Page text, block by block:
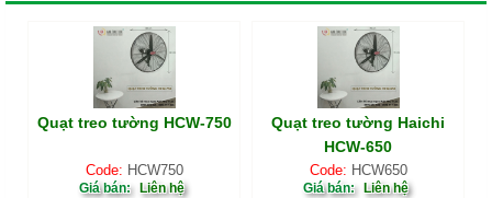
Quạt treo tường HCW-750
Code: HCW750
Giá bán: Liên hệ
Quạt treo tường Haichi
HCW-650
Code: HCW650
Giá bán: Liên hệ